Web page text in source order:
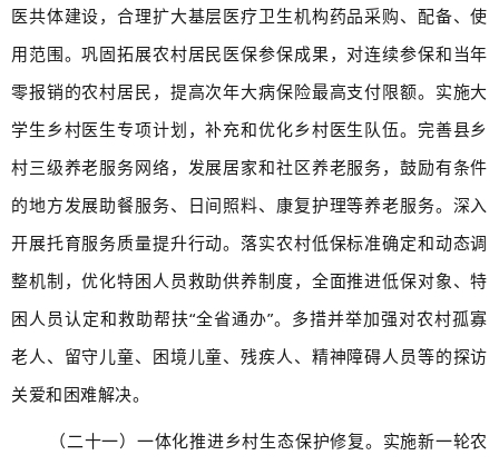
医共体建设，合理扩大基层医疗卫生机构药品采购、配备、使
用范围。巩固拓展农村居民医保参保成果，对连续参保和当年
零报销的农村居民，提高次年大病保险最高支付限额。实施大
学生乡村医生专项计划，补充和优化乡村医生队伍。完善县乡
村三级养老服务网络，发展居家和社区养老服务，鼓励有条件
的地方发展助餐服务、日间照料、康复护理等养老服务。深入
开展托育服务质量提升行动。落实农村低保标准确定和动态调
整机制，优化特困人员救助供养制度，全面推进低保对象、特
困人员认定和救助帮扶“全省通办”。多措并举加强对农村孤寡
老人、留守儿童、困境儿童、残疾人、精神障碍人员等的探访
关爱和困难解决。
（二十一）一体化推进乡村生态保护修复。实施新一轮农